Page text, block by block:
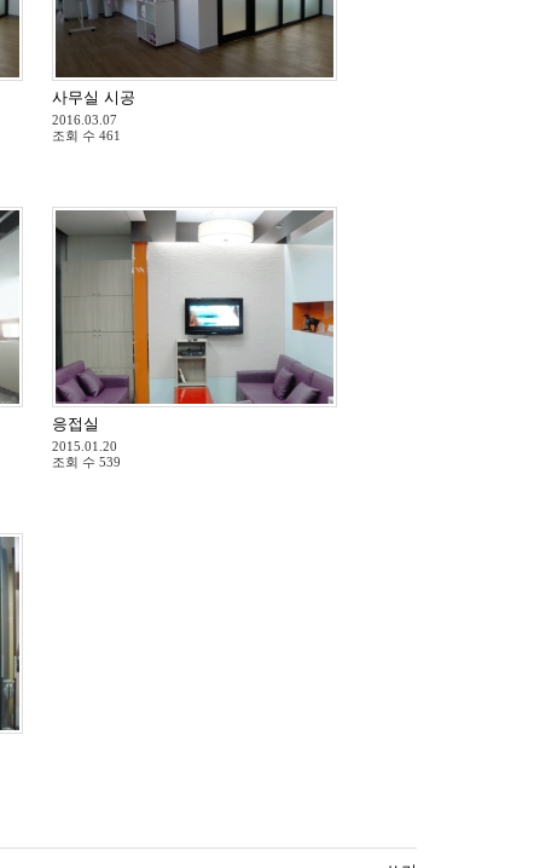
사무실 시공
2016.03.07
조회 수 461
응접실
2015.01.20
조회 수 539